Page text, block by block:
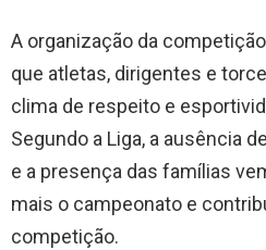
A organização da
que atletas, dirigentes e
clima de respeito e
Segundo a Liga, a ausência
e a presença das famílias
mais o campeonato e
competição.